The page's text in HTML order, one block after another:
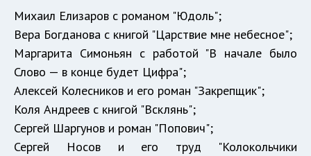
Михаил Елизаров с романом "Юдоль";
Вера Богданова с книгой "Царствие мне небесное";
Маргарита Симоньян с работой "В начале было
Слово — в конце будет Цифра";
Алексей Колесников и его роман "Закрепщик";
Коля Андреев с книгой "Всклянь";
Сергей Шаргунов и роман "Попович";
Сергей Носов и его труд "Колокольчики